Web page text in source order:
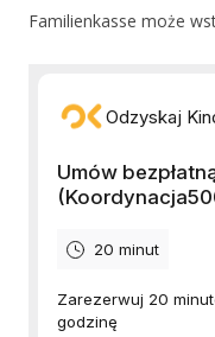
Familienkasse może